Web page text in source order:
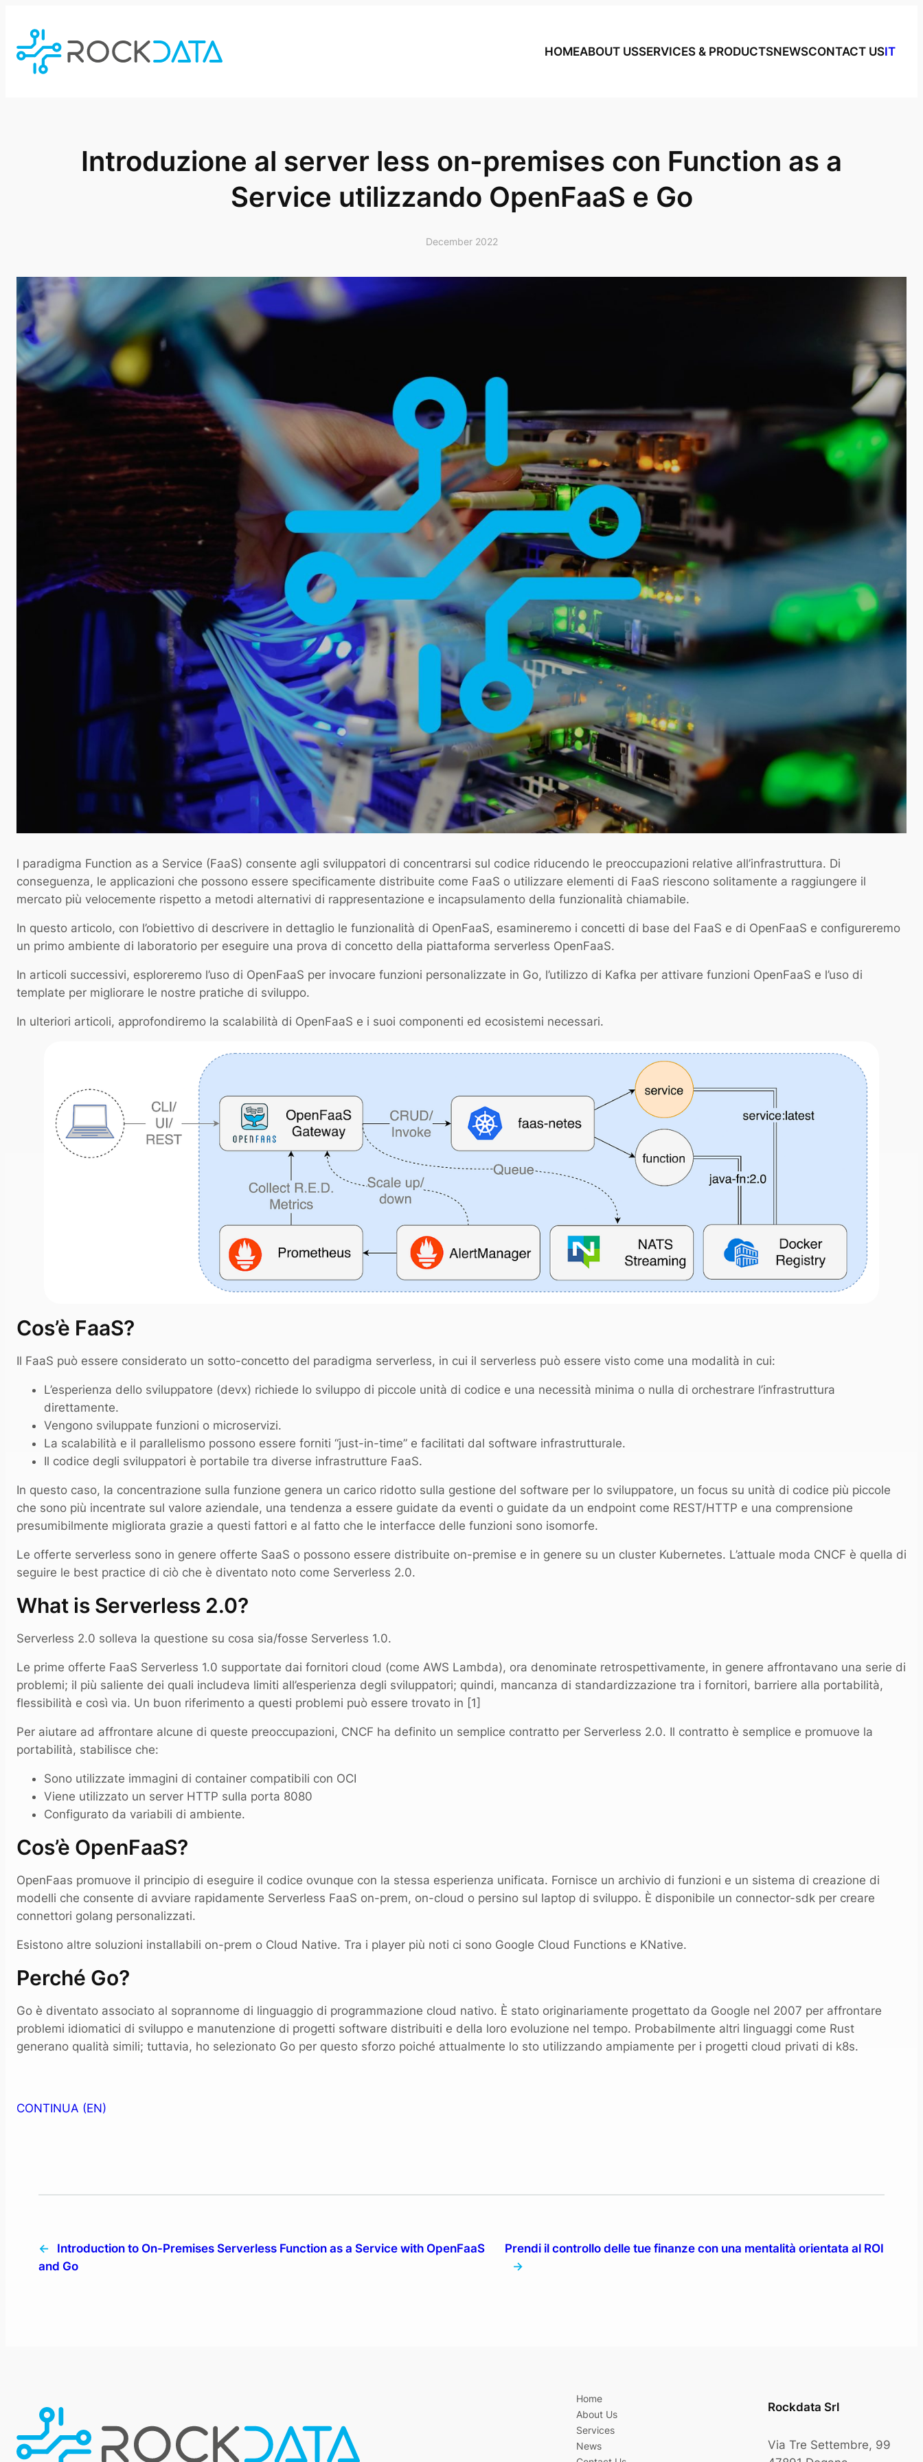
content
HOMEABOUT USSERVICES & PRODUCTSNEWSCONTACT USIT
Introduzione al server less on-premises con Function as a
Service utilizzando OpenFaaS e Go
December 2022
l paradigma Function as a Service (FaaS) consente agli sviluppatori di concentrarsi sul codice riducendo le preoccupazioni relative all’infrastruttura. Di
conseguenza, le applicazioni che possono essere specificamente distribuite come FaaS o utilizzare elementi di FaaS riescono solitamente a raggiungere il
mercato più velocemente rispetto a metodi alternativi di rappresentazione e incapsulamento della funzionalità chiamabile.
In questo articolo, con l’obiettivo di descrivere in dettaglio le funzionalità di OpenFaaS, esamineremo i concetti di base del FaaS e di OpenFaaS e configureremo
un primo ambiente di laboratorio per eseguire una prova di concetto della piattaforma serverless OpenFaaS.
In articoli successivi, esploreremo l’uso di OpenFaaS per invocare funzioni personalizzate in Go, l’utilizzo di Kafka per attivare funzioni OpenFaaS e l’uso di
template per migliorare le nostre pratiche di sviluppo.
In ulteriori articoli, approfondiremo la scalabilità di OpenFaaS e i suoi componenti ed ecosistemi necessari.
Cos’è FaaS?
Il FaaS può essere considerato un sotto-concetto del paradigma serverless, in cui il serverless può essere visto come una modalità in cui:
L’esperienza dello sviluppatore (devx) richiede lo sviluppo di piccole unità di codice e una necessità minima o nulla di orchestrare l’infrastruttura
direttamente.
Vengono sviluppate funzioni o microservizi.
La scalabilità e il parallelismo possono essere forniti “just-in-time” e facilitati dal software infrastrutturale.
Il codice degli sviluppatori è portabile tra diverse infrastrutture FaaS.
In questo caso, la concentrazione sulla funzione genera un carico ridotto sulla gestione del software per lo sviluppatore, un focus su unità di codice più piccole
che sono più incentrate sul valore aziendale, una tendenza a essere guidate da eventi o guidate da un endpoint come REST/HTTP e una comprensione
presumibilmente migliorata grazie a questi fattori e al fatto che le interfacce delle funzioni sono isomorfe.
Le offerte serverless sono in genere offerte SaaS o possono essere distribuite on-premise e in genere su un cluster Kubernetes. L’attuale moda CNCF è quella di
seguire le best practice di ciò che è diventato noto come Serverless 2.0.
What is Serverless 2.0?
Serverless 2.0 solleva la questione su cosa sia/fosse Serverless 1.0.
Le prime offerte FaaS Serverless 1.0 supportate dai fornitori cloud (come AWS Lambda), ora denominate retrospettivamente, in genere affrontavano una serie di
problemi; il più saliente dei quali includeva limiti all’esperienza degli sviluppatori; quindi, mancanza di standardizzazione tra i fornitori, barriere alla portabilità,
flessibilità e così via. Un buon riferimento a questi problemi può essere trovato in [1]
Per aiutare ad affrontare alcune di queste preoccupazioni, CNCF ha definito un semplice contratto per Serverless 2.0. Il contratto è semplice e promuove la
portabilità, stabilisce che:
Sono utilizzate immagini di container compatibili con OCI
Viene utilizzato un server HTTP sulla porta 8080
Configurato da variabili di ambiente.
Cos’è OpenFaaS?
OpenFaas promuove il principio di eseguire il codice ovunque con la stessa esperienza unificata. Fornisce un archivio di funzioni e un sistema di creazione di
modelli che consente di avviare rapidamente Serverless FaaS on-prem, on-cloud o persino sul laptop di sviluppo. È disponibile un connector-sdk per creare
connettori golang personalizzati.
Esistono altre soluzioni installabili on-prem o Cloud Native. Tra i player più noti ci sono Google Cloud Functions e KNative.
Perché Go?
Go è diventato associato al soprannome di linguaggio di programmazione cloud nativo. È stato originariamente progettato da Google nel 2007 per affrontare
problemi idiomatici di sviluppo e manutenzione di progetti software distribuiti e della loro evoluzione nel tempo. Probabilmente altri linguaggi come Rust
generano qualità simili; tuttavia, ho selezionato Go per questo sforzo poiché attualmente lo sto utilizzando ampiamente per i progetti cloud privati ​​di k8s.
CONTINUA (EN)
←
Introduction to On-Premises Serverless Function as a Service with OpenFaaS
and Go
Prendi il controllo delle tue finanze con una mentalità orientata al ROI
→
Home
About Us
Services
News
Rockdata Srl
Via Tre Settembre, 99